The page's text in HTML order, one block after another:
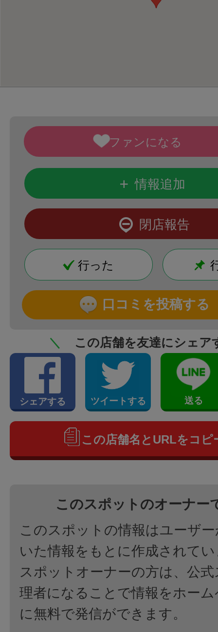
+ 情報追加
閉店報告
行った
口コミを投稿する
＼ この店舗を友達にシェア
シェアする ツイートする 送る
この店舗名とURLをコピ
このスポットのオーナー
このスポットの情報はユーザ
いた情報をもとに作成されて
スポットオーナーの方は、公
理者になることで情報をホー
に無料で発信ができます。